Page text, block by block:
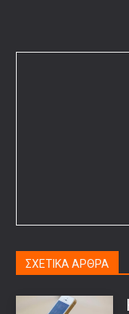
ΣΧΕΤΙΚΑ ΑΡΘΡΑ